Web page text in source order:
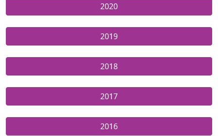
2020
2019
2018
2017
2016